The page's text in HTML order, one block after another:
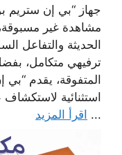
جهاز “بي إن ستريم
مشاهدة غير مسبوقة،
الحديثة والتفاعل
ترفيهي متكامل،
المتفوقة، يقدم
استثنائية
... اقرأ المزيد